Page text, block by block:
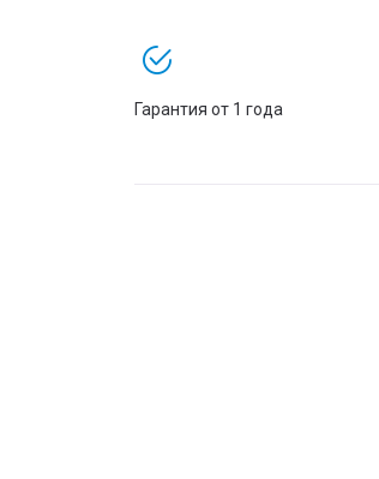
Гарантия от 1 года